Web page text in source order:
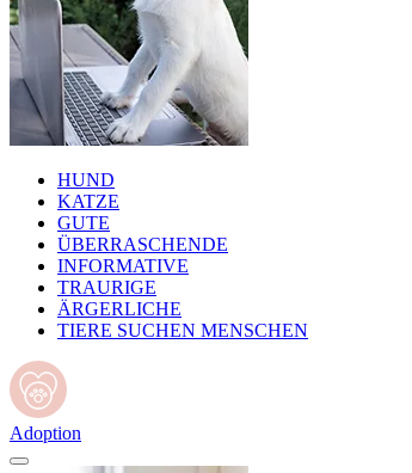
HUND
KATZE
GUTE
ÜBERRASCHENDE
INFORMATIVE
TRAURIGE
ÄRGERLICHE
TIERE SUCHEN MENSCHEN
Adoption